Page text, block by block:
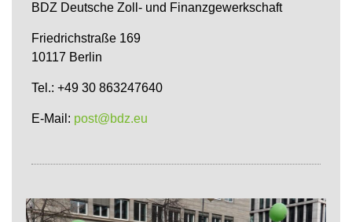
BDZ Deutsche Zoll- und Finanzgewerkschaft
Friedrichstraße 169
10117 Berlin
Tel.: +49 30 863247640
E-Mail: post@bdz.eu